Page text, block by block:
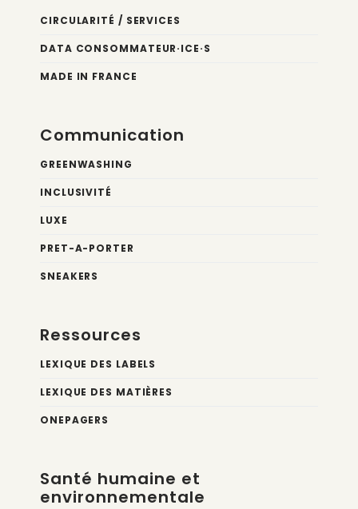
CIRCULARITÉ / SERVICES
DATA CONSOMMATEUR·ICE·S
MADE IN FRANCE
Communication
GREENWASHING
INCLUSIVITÉ
LUXE
PRET-A-PORTER
SNEAKERS
Ressources
LEXIQUE DES LABELS
LEXIQUE DES MATIÈRES
ONEPAGERS
Santé humaine et
environnementale